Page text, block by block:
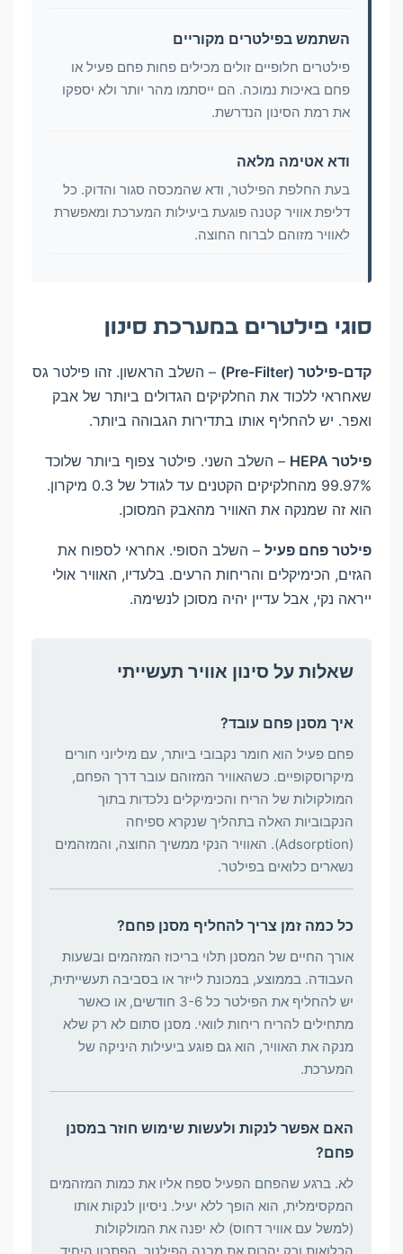
השתמש בפילטרים מקוריים
פילטרים חלופיים זולים מכילים פחות פחם פעיל או
פחם באיכות נמוכה. הם ייסתמו מהר יותר ולא יספקו
את רמת הסינון הנדרשת.
ודא אטימה מלאה
בעת החלפת הפילטר, ודא שהמכסה סגור והדוק. כל
דליפת אוויר קטנה פוגעת ביעילות המערכת ומאפשרת
לאוויר מזוהם לברוח החוצה.
סוגי פילטרים במערכת סינון
קדם-פילטר (Pre-Filter)
– השלב הראשון. זהו פילטר גס
שאחראי ללכוד את החלקיקים הגדולים ביותר של אבק
ואפר. יש להחליף אותו בתדירות הגבוהה ביותר.
פילטר HEPA
– השלב השני. פילטר צפוף ביותר שלוכד
99.97% מהחלקיקים הקטנים עד לגודל של 0.3 מיקרון.
הוא זה שמנקה את האוויר מהאבק המסוכן.
פילטר פחם פעיל – השלב הסופי. אחראי לספוח את
הגזים, הכימיקלים והריחות הרעים. בלעדיו, האוויר אולי
ייראה נקי, אבל עדיין יהיה מסוכן לנשימה.
שאלות על סינון אוויר תעשייתי
איך מסנן פחם עובד?
פחם פעיל הוא חומר נקבובי ביותר, עם מיליוני חורים
מיקרוסקופיים. כשהאוויר המזוהם עובר דרך הפחם,
המולקולות של הריח והכימיקלים נלכדות בתוך
הנקבוביות האלה בתהליך שנקרא ספיחה
(Adsorption). האוויר הנקי ממשיך החוצה, והמזהמים
נשארים כלואים בפילטר.
כל כמה זמן צריך להחליף מסנן פחם?
אורך החיים של המסנן תלוי בריכוז המזהמים ובשעות
העבודה. בממוצע, במכונת לייזר או בסביבה תעשייתית,
יש להחליף את הפילטר כל 3-6 חודשים, או כאשר
מתחילים להריח ריחות לוואי. מסנן סתום לא רק שלא
מנקה את האוויר, הוא גם פוגע ביעילות היניקה של
המערכת.
האם אפשר לנקות ולעשות שימוש חוזר במסנן
פחם?
לא. ברגע שהפחם הפעיל ספח אליו את כמות המזהמים
המקסימלית, הוא הופך ללא יעיל. ניסיון לנקות אותו
(למשל עם אוויר דחוס) לא יפנה את המולקולות